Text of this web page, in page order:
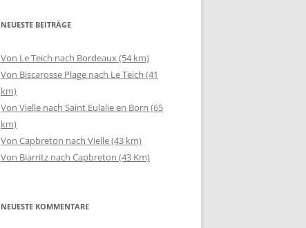
NEUESTE BEITRÄGE
Von Le Teich nach Bordeaux (54 km)
Von Biscarosse Plage nach Le Teich (41
km)
Von Vielle nach Saint Eulalie en Born (65
km)
Von Capbreton nach Vielle (43 km)
Von Biarritz nach Capbreton (43 Km)
NEUESTE KOMMENTARE